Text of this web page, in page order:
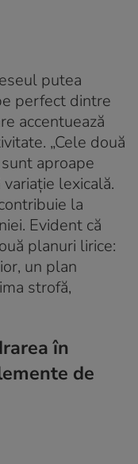
putea
perfect dintre
accentuează
„Cele două
aproape
lexicală.
la
Evident că
planuri lirice:
un plan
strofă,
în
de